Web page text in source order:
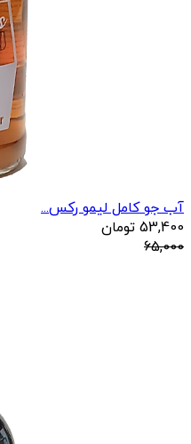
آب جو کامل لیمو رکس...
53,400 تومان
65,000